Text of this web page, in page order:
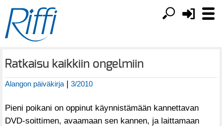
Ratkaisu kaikkiin ongelmiin
Alangon päiväkirja| 3/2010
Pieni poikani on oppinut käynnistämään kannettavan
DVD-soittimen, avaamaan sen kannen, ja laittamaan